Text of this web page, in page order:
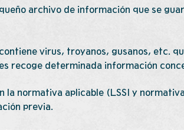
archivo de información que se
virus, troyanos, gusanos, etc.
recoge determinada información
la normativa aplicable (LSSI y
previa.